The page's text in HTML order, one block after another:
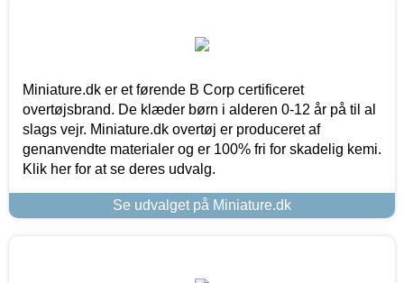
Miniature.dk er et førende B Corp certificeret
overtøjsbrand. De klæder børn i alderen 0-12 år på til al
slags vejr. Miniature.dk overtøj er produceret af
genanvendte materialer og er 100% fri for skadelig kemi.
Klik her for at se deres udvalg.
Se udvalget på Miniature.dk